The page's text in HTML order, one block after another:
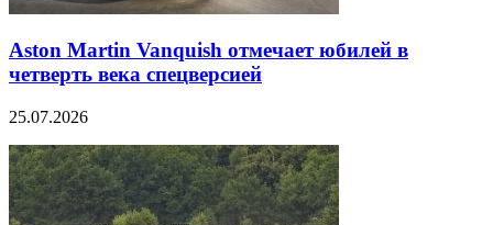
Aston Martin Vanquish отмечает юбилей в
четверть века спецверсией
25.07.2026